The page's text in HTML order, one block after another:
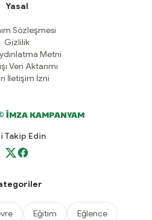
Yasal
Sözleşmesi
Gizlilik
Metni
Veri Aktarımı
İletişim İzni
İMZA KAMPANYAM
Takip Edin
Eğitim Eğlence